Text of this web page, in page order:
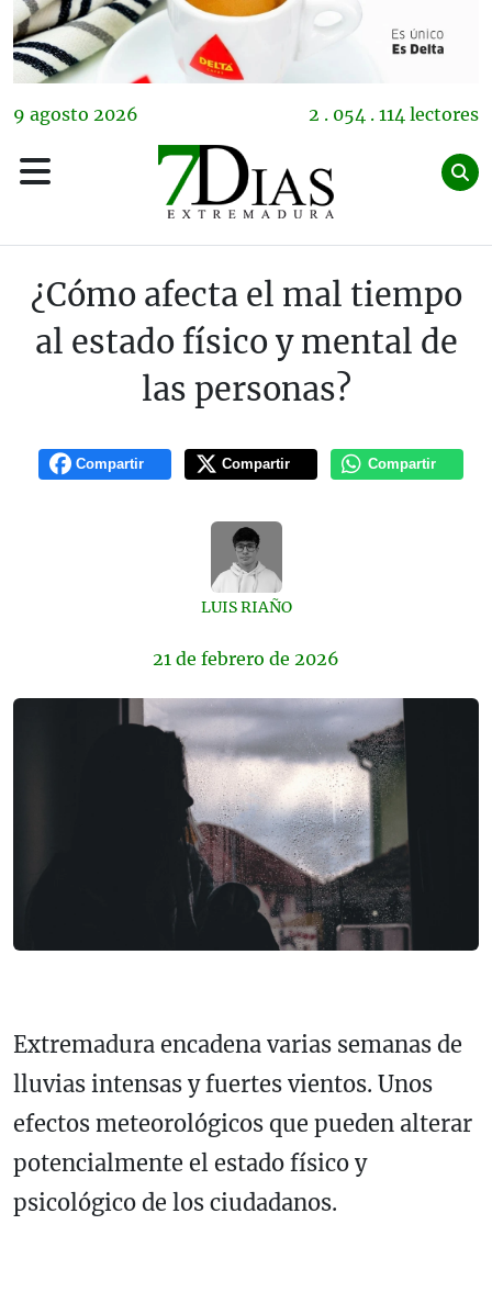
9 agosto 2026 2 . 054 . 114 lectores
¿Cómo afecta el mal tiempo
al estado físico y mental de
las personas?
Compartir Compartir Compartir
LUIS RIAÑO
21 de febrero de 2026
Extremadura encadena varias semanas de
lluvias intensas y fuertes vientos. Unos
efectos meteorológicos que pueden alterar
potencialmente el estado físico y
psicológico de los ciudadanos.